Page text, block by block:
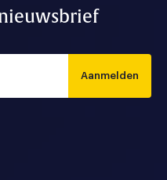
Aanmelden